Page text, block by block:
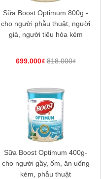
Sữa Boost Optimum 800g -
cho người phẫu thuật, người
già, người tiêu hóa kém
699.000₫ 818.000₫
Sữa Boost Optimum 400g-
cho người gầy, ốm, ăn uống
kém, phẫu thuật
gold 900g- Dành cho
chạy thận, tiểu đường
400g- cho người
uống kém, sau phẫu thuật